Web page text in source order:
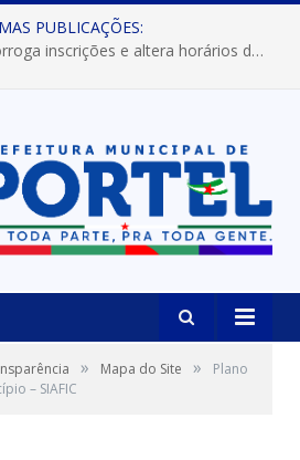
PUBLICAÇÕES:
Prefeitura de Portel prorroga inscrições e altera horários dos concursos “Musa” e “Miss Mix Verão 2026”
» Mapa do Site »
Plano
– SIAFIC